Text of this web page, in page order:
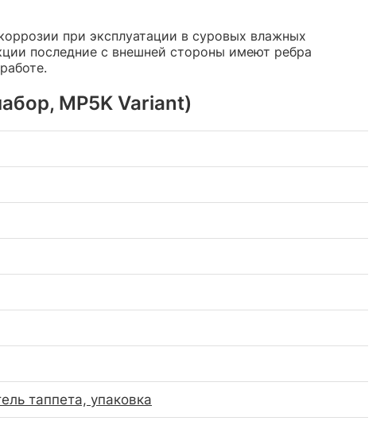
при эксплуатации в суровых влажных
последние с внешней стороны имеют ребра
MP5K Variant)
таппета, упаковка